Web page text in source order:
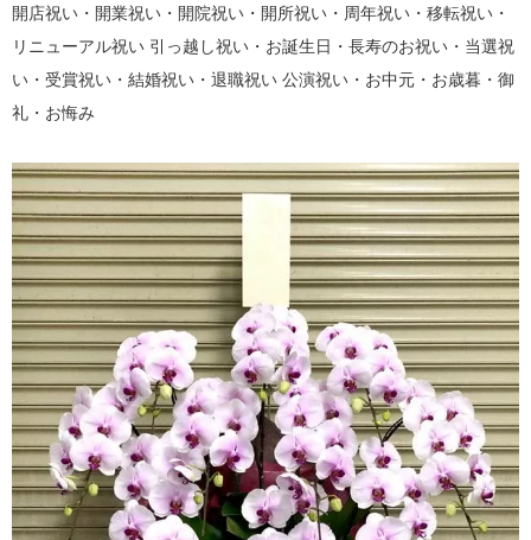
開店祝い・開業祝い・開院祝い・開所祝い・周年祝い・移転祝い・
リニューアル祝い 引っ越し祝い・お誕生日・長寿のお祝い・当選祝
い・受賞祝い・結婚祝い・退職祝い 公演祝い・お中元・お歳暮・御
礼・お悔み